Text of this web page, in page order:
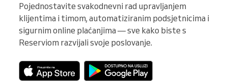
Pojednostavite svakodnevni rad upravljanjem
klijentima i timom, automatiziranim podsjetnicima i
sigurnim online plaćanjima — sve kako biste s
Reserviom razvijali svoje poslovanje.